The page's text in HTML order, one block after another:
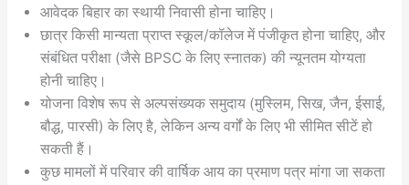
आवेदक बिहार का स्थायी निवासी होना चाहिए।
छात्र किसी मान्यता प्राप्त स्कूल/कॉलेज में पंजीकृत होना चाहिए, और
संबंधित परीक्षा (जैसे BPSC के लिए स्नातक) की न्यूनतम योग्यता
होनी चाहिए।
योजना विशेष रूप से अल्पसंख्यक समुदाय (मुस्लिम, सिख, जैन, ईसाई,
बौद्ध, पारसी) के लिए है, लेकिन अन्य वर्गों के लिए भी सीमित सीटें हो
सकती हैं।
कुछ मामलों में परिवार की वार्षिक आय का प्रमाण पत्र मांगा जा सकता